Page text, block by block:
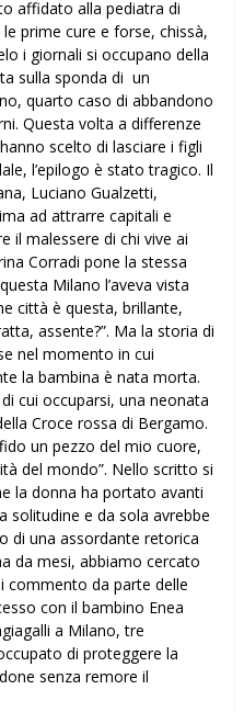
affidato alla pediatra di
prime cure e forse, chissà,
i giornali si occupano della
sulla sponda di un
quarto caso di abbandono
Questa volta a differenze
scelto di lasciare i figli
l’epilogo è stato tragico. Il
Luciano Gualzetti,
ad attrarre capitali e
il malessere di chi vive ai
Corradi pone la stessa
Milano l’aveva vista
città è questa, brillante,
assente?”. Ma la storia di
nel momento in cui
la bambina è nata morta.
cui occuparsi, una neonata
Croce rossa di Bergamo.
un pezzo del mio cuore,
del mondo”. Nello scritto si
la donna ha portato avanti
solitudine e da sola avrebbe
di una assordante retorica
da mesi, abbiamo cercato
commento da parte delle
con il bambino Enea
a Milano, tre
di proteggere la
senza remore il